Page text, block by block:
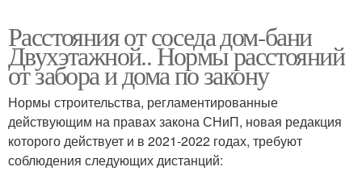
Расстояния от соседа дом-бани
Двухэтажной.. Нормы расстояний
от забора и дома по закону
Нормы строительства, регламентированные
действующим на правах закона СНиП, новая редакция
которого действует и в 2021-2022 годах, требуют
соблюдения следующих дистанций: